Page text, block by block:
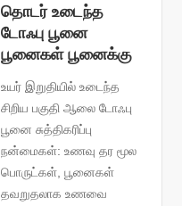
தொடர் உடைந்த
டோஃபு பூனை
பூனைகள் பூனைக்கு
உயர் இறுதியில் உடைந்த
சிறிய பகுதி ஆலை டோஃபு
பூனை சுத்திகரிப்பு
நன்மைகள்: உணவு தர மூல
பொருட்கள், பூனைகள்
தவறுதலாக உணவை